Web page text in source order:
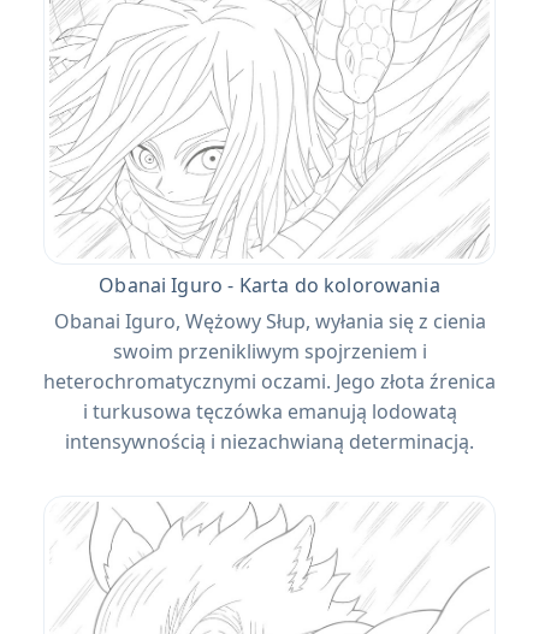
Obanai Iguro - Karta do kolorowania
Obanai Iguro, Wężowy Słup, wyłania się z cienia
swoim przenikliwym spojrzeniem i
heterochromatycznymi oczami. Jego złota źrenica
i turkusowa tęczówka emanują lodowatą
intensywnością i niezachwianą determinacją.